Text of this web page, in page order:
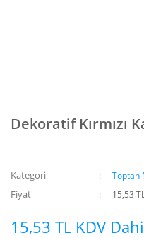
Dekoratif Kırmızı
Kategori Toptan
Fiyat 15,53
15,53 TL KDV